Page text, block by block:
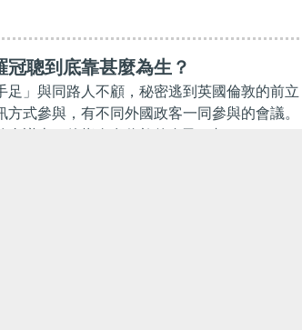
冠聰到底靠甚麼為生？
足」與同路人不顧，秘密逃到英國倫敦的前立
式參與，有不同外國政客一同參與的會議。